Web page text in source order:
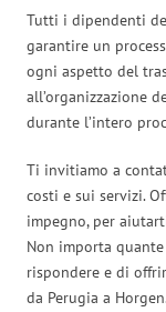
Tutti i dipendenti
garantire un
ogni aspetto del
all’organizzazione
durante l’intero
Ti invitiamo a
costi e sui servizi.
impegno, per
Non importa
rispondere e di
da Perugia a